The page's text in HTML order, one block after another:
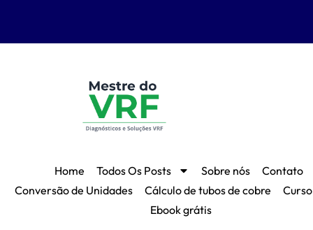
Home Todos Os Posts Sobre nós
Contato
Conversão de Unidades
Cálculo de tubos de cobre
Ebook grátis